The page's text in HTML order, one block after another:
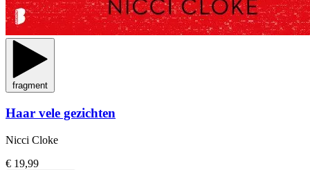
fragment
Haar vele gezichten
Nicci Cloke
€ 19,99